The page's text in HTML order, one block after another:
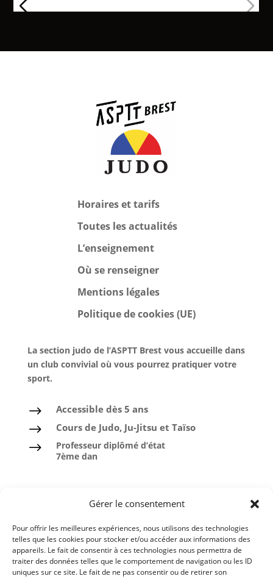
Gérer le consentement
Pour offrir les meilleures expériences, nous utilisons des technologies
telles que les cookies pour stocker et/ou accéder aux informations des
appareils. Le fait de consentir à ces technologies nous permettra de
traiter des données telles que le comportement de navigation ou les ID
uniques sur ce site. Le fait de ne pas consentir ou de retirer son
Horaires et tarifs
Toutes les actualités
L’enseignement
Où se renseigner
Mentions légales
Politique de cookies (UE)
La section judo de l’ASPTT Brest vous accueille dans
un club convivial où vous pourrez pratiquer votre
sport.
$ Accessible dès 5 ans
$ Cours de Judo, Ju-Jitsu et Taïso
$
Professeur diplômé d’état
7ème dan
Taïso ou Gymnastique douce
Ceintures noires formées à l’ASPTT